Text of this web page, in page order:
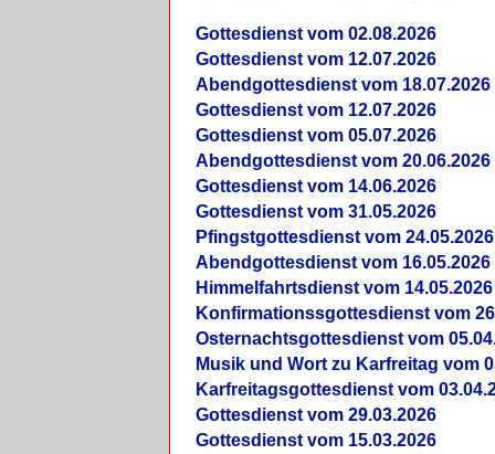
Gottesdienst vom 02.08.2026
Gottesdienst vom 12.07.2026
Abendgottesdienst vom 18.07.2026
Gottesdienst vom 12.07.2026
Gottesdienst vom 05.07.2026
Abendgottesdienst vom 20.06.2026
Gottesdienst vom 14.06.2026
Gottesdienst vom 31.05.2026
Pfingstgottesdienst vom 24.05.2026
Abendgottesdienst vom 16.05.2026
Himmelfahrtsdienst vom 14.05.2026
Konfirmationssgottesdienst vom
Osternachtsgottesdienst vom
Musik und Wort zu Karfreitag vom
Karfreitagsgottesdienst vom
Gottesdienst vom 29.03.2026
Gottesdienst vom 15.03.2026